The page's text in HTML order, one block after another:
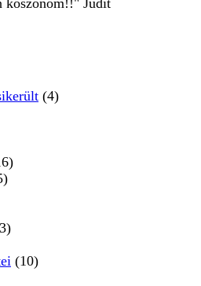
köszönöm!!" Judit
(4)
(10)